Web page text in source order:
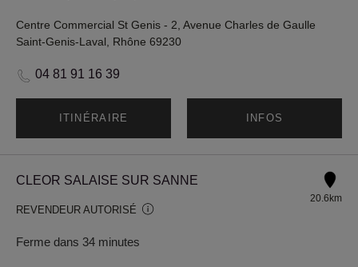
Centre Commercial St Genis - 2, Avenue Charles de Gaulle
Saint-Genis-Laval, Rhône 69230
04 81 91 16 39
ITINÉRAIRE INFOS
CLEOR SALAISE SUR SANNE
REVENDEUR AUTORISÉ
Ferme dans 34 minutes
20.6km